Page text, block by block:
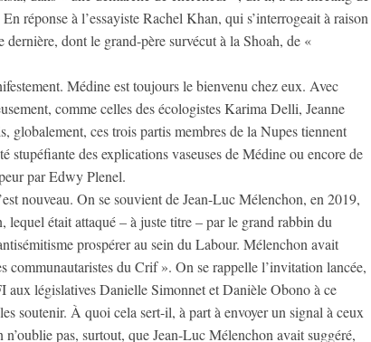
réponse à l’essayiste Rachel Khan, qui s’interrogeait à raison
dont le grand-père survécut à la Shoah, de «
Médine est toujours le bienvenu chez eux. Avec
comme celles des écologistes Karima Delli, Jeanne
globalement, ces trois partis membres de la Nupes tiennent
stupéfiante des explications vaseuses de Médine ou encore de
par Edwy Plenel.
nouveau. On se souvient de Jean-Luc Mélenchon, en 2019,
lequel était attaqué – à juste titre – par le grand rabbin du
prospérer au sein du Labour. Mélenchon avait
communautaristes du Crif ». On se rappelle l’invitation lancée,
aux législatives Danielle Simonnet et Danièle Obono à ce
soutenir. À quoi cela sert-il, à part à envoyer un signal à ceux
pas, surtout, que Jean-Luc Mélenchon avait suggéré,